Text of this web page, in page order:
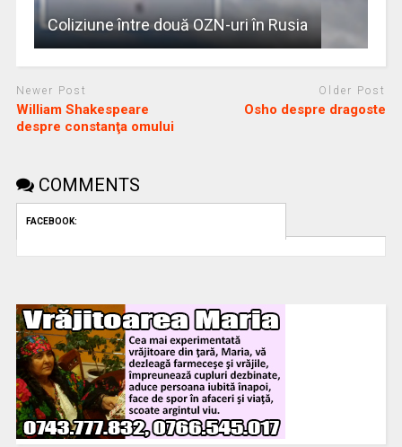
Coliziune între două OZN-uri în Rusia
Newer Post
William Shakespeare
despre constanţa omului
Older Post
Osho despre dragoste
COMMENTS
FACEBOOK: